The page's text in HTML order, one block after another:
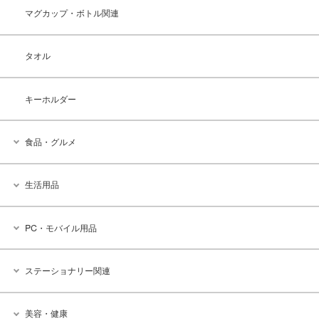
マグカップ・ボトル関連
タオル
キーホルダー
食品・グルメ
生活用品
PC・モバイル用品
ステーショナリー関連
美容・健康